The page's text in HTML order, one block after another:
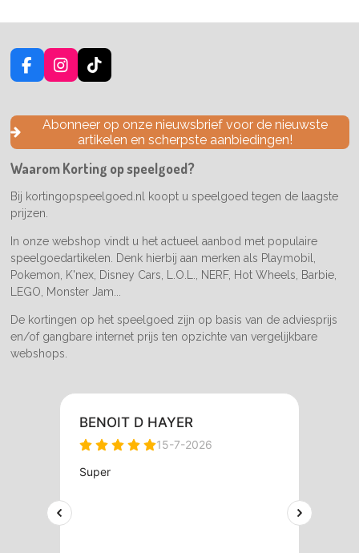
F
a
e
o
k
I
n
t
a
g
a
m
T
i
T
o
k
Abonneer op onze nieuwsbrief voor de nieuwste
artikelen en scherpste aanbiedingen!
Waarom Korting op speelgoed?
Bij kortingopspeelgoed.nl koopt u speelgoed tegen de laagste
prijzen.
In onze webshop vindt u het actueel aanbod met populaire
speelgoedartikelen. Denk hierbij aan merken als Playmobil,
Pokemon, K'nex, Disney Cars, L.O.L., NERF, Hot Wheels, Barbie,
LEGO, Monster Jam...
De kortingen op het speelgoed zijn op basis van de adviesprijs
en/of gangbare internet prijs ten opzichte van vergelijkbare
webshops.